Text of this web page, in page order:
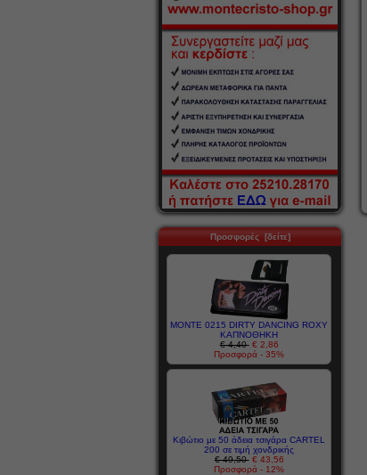
Προσφορές [δείτε]
MONTE 0215 DIRTY DANCING ROXY
ΚΑΠΝΟΘΗΚΗ
€ 4,40 € 2,86
Προσφορά - 35%
Κιβώτιο με 50 άδεια τσιγάρα CARTEL
200 σε τιμή χονδρικής
€ 49,50 € 43,56
Προσφορά - 12%